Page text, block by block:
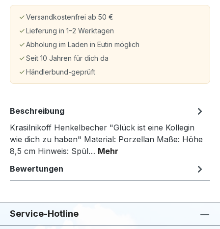
Versandkostenfrei ab 50 €
Lieferung in 1–2 Werktagen
Abholung im Laden in Eutin möglich
Seit 10 Jahren für dich da
Händlerbund-geprüft
Beschreibung
Krasilnikoff Henkelbecher "Glück ist eine Kollegin
wie dich zu haben" Material: Porzellan Maße: Höhe
8,5 cm Hinweis: Spül… Mehr
Bewertungen
Service-Hotline